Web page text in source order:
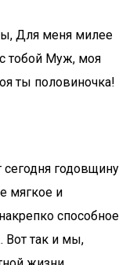
Для меня милее
тобой Муж, моя
ты половиночка!
годовщину
мягкое и
способное
Вот так и мы,